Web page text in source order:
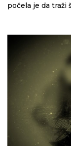
počela je da traži